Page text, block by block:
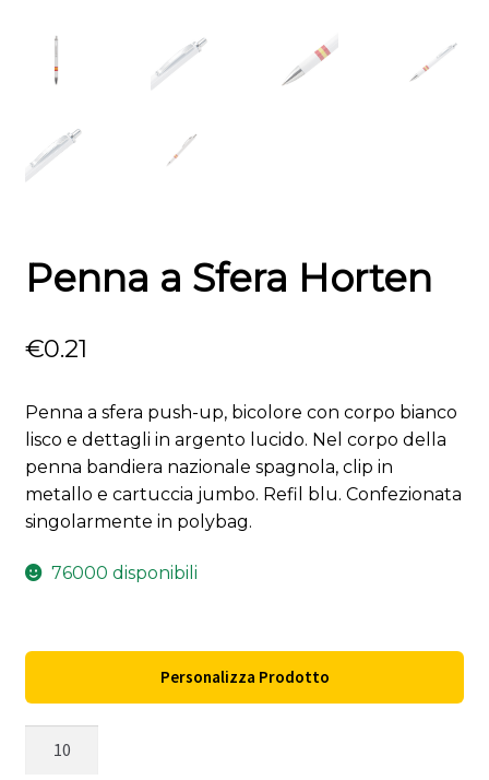
Penna a Sfera Horten
€0.21
Penna a sfera push-up, bicolore con corpo bianco
lisco e dettagli in argento lucido. Nel corpo della
penna bandiera nazionale spagnola, clip in
metallo e cartuccia jumbo. Refil blu. Confezionata
singolarmente in polybag.
76000 disponibili
Personalizza Prodotto